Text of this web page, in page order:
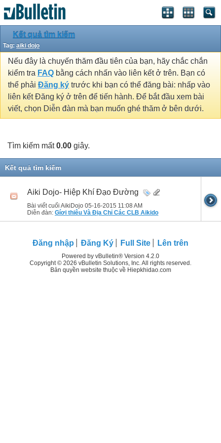
Kết quả tìm kiếm
Tag: aiki dojo
Nếu đây là chuyến thăm đầu tiên của bạn, hãy chắc chắn
kiểm tra FAQ bằng cách nhấn vào liên kết ở trên. Bạn có
thể phải Đăng ký trước khi bạn có thể đăng bài: nhấp vào
liên kết Đăng ký ở trên để tiến hành. Để bắt đầu xem bài
viết, chọn Diễn đàn mà bạn muốn ghé thăm ở bên dưới.
Tìm kiếm mất0.00 giây.
Kết quả tìm kiếm
Aiki Dojo- Hiệp Khí Đạo Đường
Bài viết cuối AikiDojo 05-16-2015 11:08 AM
Diễn đàn: Gíơi thiêu Và Địa Chỉ Các CLB Aikido
Đăng nhập Đăng Ký Full Site Lên trên
Powered by vBulletin® Version 4.2.0
Copyright © 2026 vBulletin Solutions, Inc. All rights reserved.
Bản quyền website thuộc về Hiepkhidao.com